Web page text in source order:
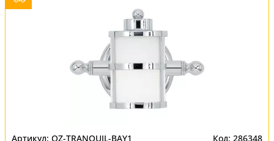
QZ-TRANQUIL-BAY1 286348